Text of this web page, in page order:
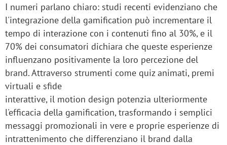
I numeri parlano chiaro: studi recenti evidenziano che
l'integrazione della gamification può incrementare il
tempo di interazione con i contenuti fino al 30%, e il
70% dei consumatori dichiara che queste esperienze
influenzano positivamente la loro percezione del
brand. Attraverso strumenti come quiz animati, premi
virtuali e sfide
interattive, il motion design potenzia ulteriormente
l'efficacia della gamification, trasformando i semplici
messaggi promozionali in vere e proprie esperienze di
intrattenimento che differenziano il brand dalla